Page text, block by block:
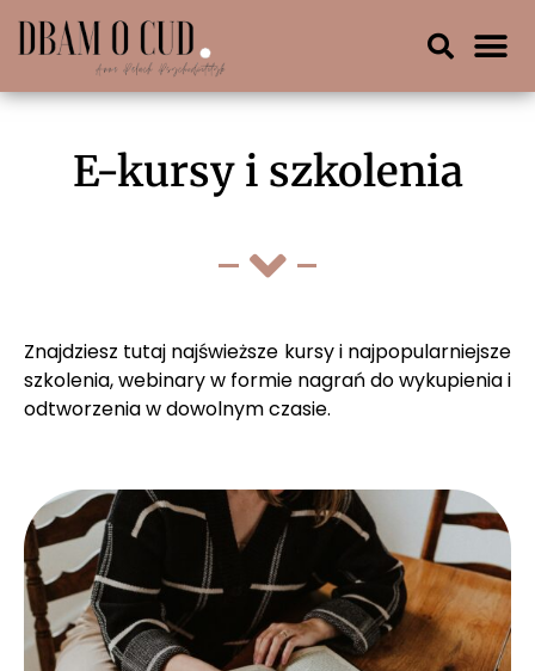
E-kursy i szkolenia
Znajdziesz tutaj najświeższe kursy i najpopularniejsze
szkolenia, webinary w formie nagrań do wykupienia i
odtworzenia w dowolnym czasie.